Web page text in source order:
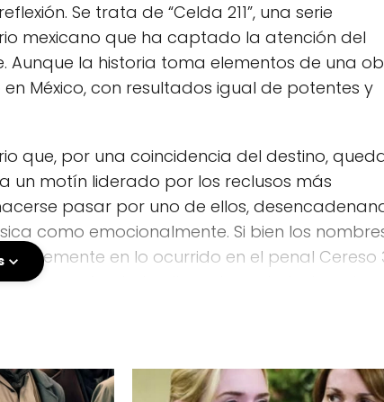
Se trata de “Celda 211”, una serie
mexicano que ha captado la atención del
la historia toma elementos de una
México, con resultados igual de potentes y
que, por una coincidencia del destino,
motín liderado por los reclusos más
pasar por uno de ellos,
como emocionalmente. Si bien los
libremente en lo ocurrido en el penal Cereso
una profunda huella en la sociedad